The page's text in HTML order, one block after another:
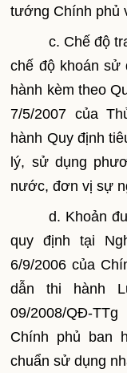
tướng Chính phủ
c. Chế độ
chế độ khoán sử
hành kèm theo
7/5/2007 của
hành Quy định
lý, sử dụng
nước, đơn vị sự
d. Khoản
quy định tại
6/9/2006 của
dẫn thi hành
09/2008/QĐ-
Chính phủ ban
chuẩn sử dụng